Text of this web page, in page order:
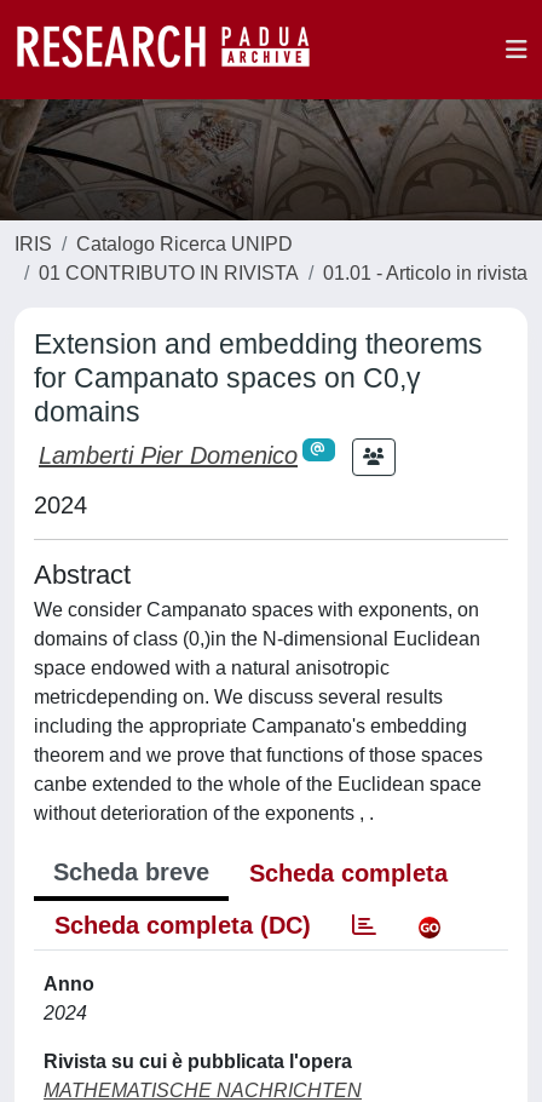
IRIS
Catalogo Ricerca UNIPD
01 CONTRIBUTO IN RIVISTA
01.01 - Articolo in rivista
Extension and embedding theorems
for Campanato spaces on C0,γ
domains
Lamberti Pier Domenico
2024
Abstract
We consider Campanato spaces with exponents, on
domains of class (0,)in the N-dimensional Euclidean
space endowed with a natural anisotropic
metricdepending on. We discuss several results
including the appropriate Campanato's embedding
theorem and we prove that functions of those spaces
canbe extended to the whole of the Euclidean space
without deterioration of the exponents , .
Scheda breve
Scheda completa
Scheda completa (DC)
Anno
2024
Rivista su cui è pubblicata l'opera
MATHEMATISCHE NACHRICHTEN